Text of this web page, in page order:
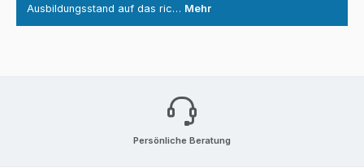
Ausbildungsstand auf das ric… Mehr
Persönliche Beratung